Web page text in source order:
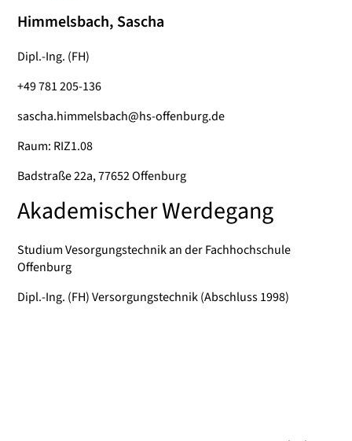
Himmelsbach, Sascha
Dipl.-Ing. (FH)
+49 781 205-136
sascha.himmelsbach@hs-offenburg.de
Raum: RIZ1.08
Badstraße 22a, 77652 Offenburg
Akademischer Werdegang
Studium Vesorgungstechnik an der Fachhochschule
Offenburg
Dipl.-Ing. (FH) Versorgungstechnik (Abschluss 1998)